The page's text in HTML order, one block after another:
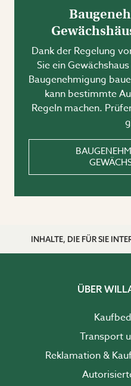
Dank der Regelung
Sie ein
Baugenehmigung
kann bestimmte
Regeln machen.
INHALTE, DIE FÜR SIE
ÜBER
Transport
Reklamation &